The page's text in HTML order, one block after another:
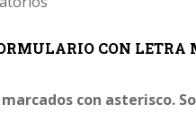
CON LETRA
con asterisco.